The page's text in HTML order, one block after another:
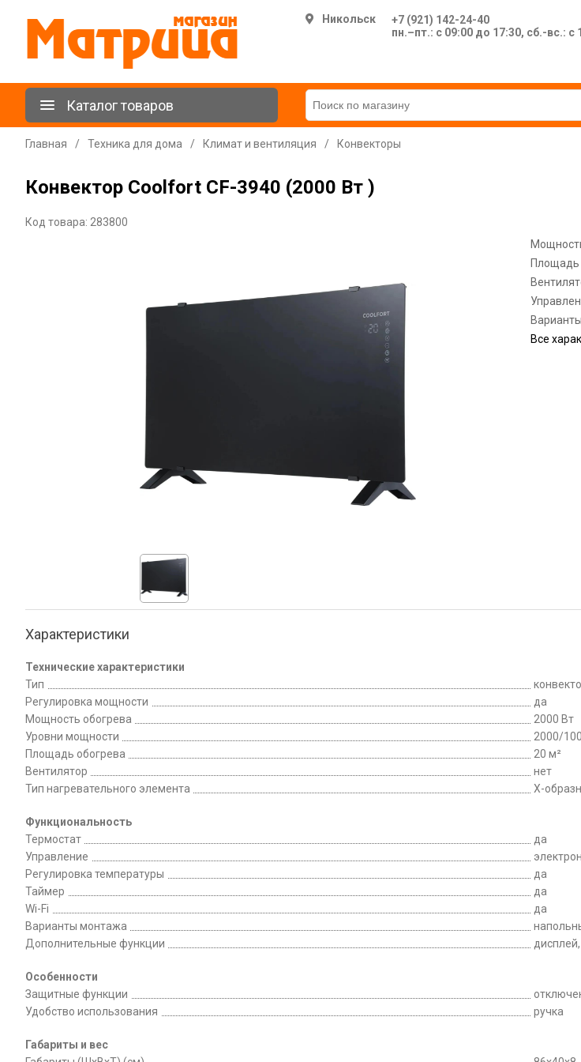
Никольск
+7 (921) 142-24-40
пн.–пт.: с 09:00 до 17:30, сб.-вс.: с
Каталог товаров
Главная / Техника для дома / Климат и вентиляция / Конвекторы
Конвектор Coolfort CF-3940 (2000 Вт )
Код товара: 283800
Площадь
Все
Характеристики
Технические характеристики
Тип
Регулировка мощности
да
Мощность обогрева
2000 Вт
Уровни мощности
2000/
Площадь обогрева
20 м²
Вентилятор
нет
Тип нагревательного элемента
Х-
Функциональность
Термостат
да
Управление
Регулировка температуры
да
Таймер
да
Wi-Fi
да
Варианты монтажа
Дополнительные функции
Особенности
Защитные функции
Удобство использования
ручка
Габариты и вес